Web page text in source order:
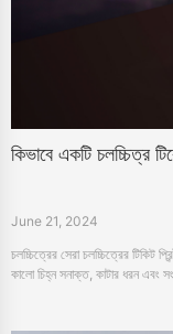
কিভাবে একটি চলচ্চিত্র
June 21, 2024
চলচ্চিত্রের সেরা চলচ্চিত্রের টিকিট
কালো চিহ্ন সনাক্ত, কাটার ধরন এবং